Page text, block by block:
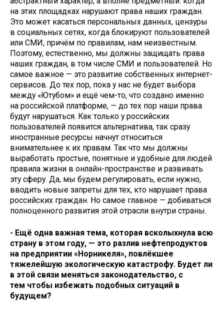
на этих площадках нарушают права наших граждан.
Это может касаться персональных данных, цензуры
в социальных сетях, когда блокируют пользователей
или СМИ, причём по правилам, нам неизвестным.
Поэтому, естественно, мы должны защищать права
наших граждан, в том числе СМИ и пользователей. Но
самое важное — это развитие собственных интернет-
сервисов. До тех пор, пока у нас не будет выбора
между «Ютубом» и ещё чем-то, что создано именно
на российской платформе, — до тех пор наши права
будут нарушаться. Как только у российских
пользователей появится альтернатива, так сразу
иностранные ресурсы начнут относиться
внимательнее к их правам. Так что мы должны
выработать простые, понятные и удобные для людей
правила жизни в онлайн-пространстве и развивать
эту сферу. Да, мы будем регулировать, если нужно,
вводить новые запреты для тех, кто нарушает права
российских граждан. Но самое главное — добиваться
полноценного развития этой отрасли внутри страны.
- Ещё одна важная тема, которая всколыхнула всю
страну в этом году, — это разлив нефтепродуктов
на предприятии «Норникеля», повлёкшее
тяжелейшую экологическую катастрофу. Будет ли
в этой связи меняться законодательство, с
тем чтобы избежать подобных ситуаций в
будущем?